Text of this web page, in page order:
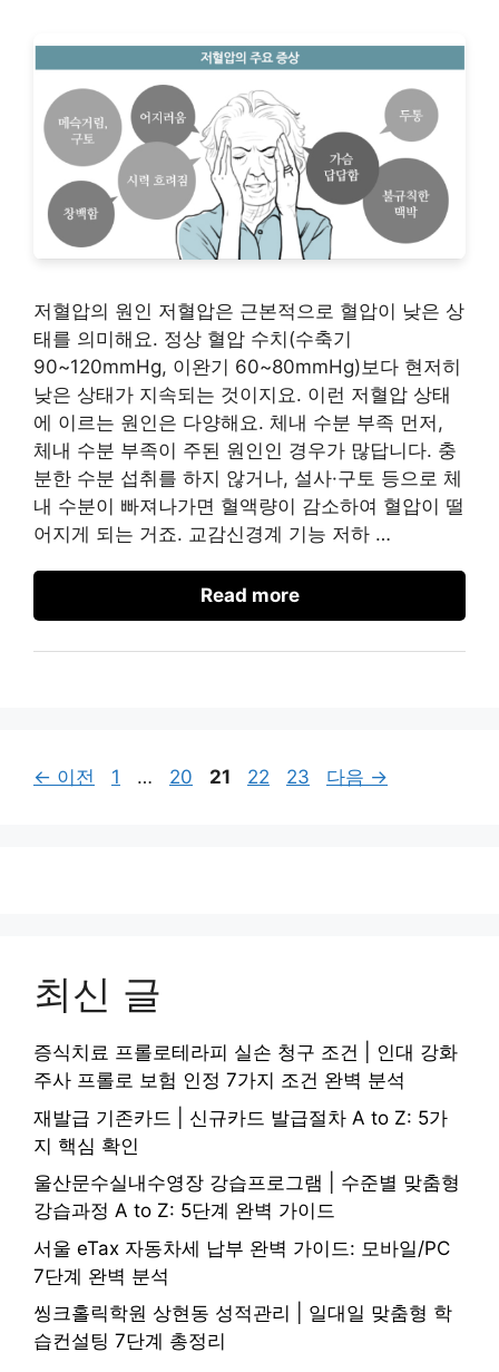
저혈압의 원인 저혈압은 근본적으로 혈압이 낮은 상
태를 의미해요. 정상 혈압 수치(수축기
90~120mmHg, 이완기 60~80mmHg)보다 현저히
낮은 상태가 지속되는 것이지요. 이런 저혈압 상태
에 이르는 원인은 다양해요. 체내 수분 부족 먼저,
체내 수분 부족이 주된 원인인 경우가 많답니다. 충
분한 수분 섭취를 하지 않거나, 설사·구토 등으로 체
내 수분이 빠져나가면 혈액량이 감소하여 혈압이 떨
어지게 되는 거죠. 교감신경계 기능 저하 …
Read more
← 이전
페
1 …
페
20
페
21
페
22
페
23 다음 →
최신 글
증식치료 프롤로테라피 실손 청구 조건 | 인대 강화
주사 프롤로 보험 인정 7가지 조건 완벽 분석
재발급 기존카드 | 신규카드 발급절차 A to Z: 5가
지 핵심 확인
울산문수실내수영장 강습프로그램 | 수준별 맞춤형
강습과정 A to Z: 5단계 완벽 가이드
서울 eTax 자동차세 납부 완벽 가이드: 모바일/PC
7단계 완벽 분석
씽크홀릭학원 상현동 성적관리 | 일대일 맞춤형 학
습컨설팅 7단계 총정리